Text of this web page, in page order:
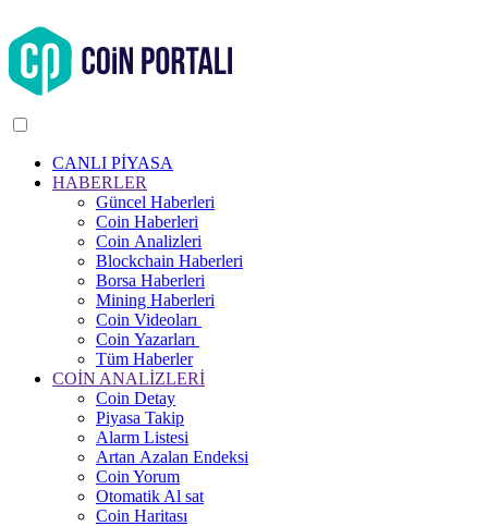
CANLI PİYASA
HABERLER
Güncel Haberleri
Coin Haberleri
Coin Analizleri
Blockchain Haberleri
Borsa Haberleri
Mining Haberleri
Coin Videoları
Coin Yazarları
Tüm Haberler
COİN ANALİZLERİ
Coin Detay
Piyasa Takip
Alarm Listesi
Artan Azalan Endeksi
Coin Yorum
Otomatik Al sat
Coin Haritası